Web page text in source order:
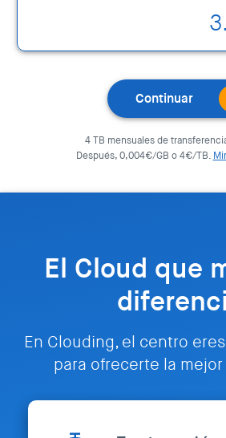
Continuar
4 TB mensuales de
Después, 0,004€/GB o 4€/TB.
El Cloud que
En Clouding, el centro
para ofrecerte la